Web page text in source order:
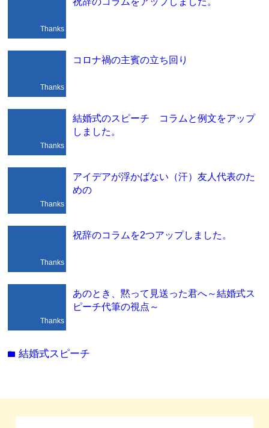
Thanks
Thanks
コロナ禍の主賓の立ち回り
Thanks
結婚式のスピーチ コラムと例文をアップ
しました。
Thanks
アイデアが浮かばない（汗）友人代表のた
めの
Thanks
祝辞のコラムを2つアップしました。
Thanks
あのとき、黙って見送った君へ～結婚式ス
ピーチ代筆の視点～
folder結婚式スピーチ